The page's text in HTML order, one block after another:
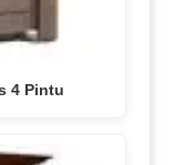
4 Pintu